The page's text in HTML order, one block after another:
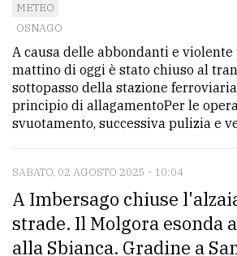
METEO
OSNAGO
A causa delle abbondanti e
mattino di oggi è stato chiuso al
sottopasso della stazione
principio di allagamentoPer le
svuotamento, successiva pulizia e
SABATO, 02 AGOSTO 2025 - 10:04
A Imbersago chiuse
strade. Il Molgora esonda
alla Sbianca. Gradine a